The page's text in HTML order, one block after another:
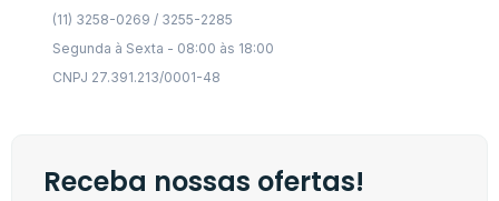
(11) 3258-0269 / 3255-2285
Segunda à Sexta - 08:00 às 18:00
CNPJ 27.391.213/0001-48
Receba nossas ofertas!